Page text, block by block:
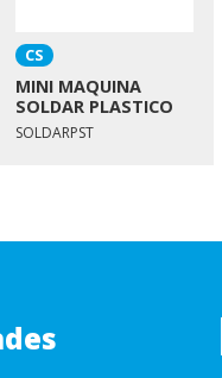
CS
MINI MAQUINA
SOLDAR PLASTICO
SOLDARPST